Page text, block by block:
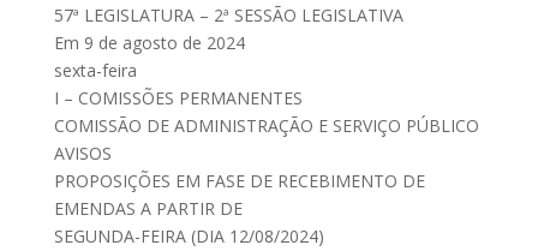
57ª LEGISLATURA – 2ª SESSÃO LEGISLATIVA
Em 9 de agosto de 2024
sexta-feira
I – COMISSÕES PERMANENTES
COMISSÃO DE ADMINISTRAÇÃO E SERVIÇO PÚBLICO
AVISOS
PROPOSIÇÕES EM FASE DE RECEBIMENTO DE
EMENDAS A PARTIR DE
SEGUNDA-FEIRA (DIA 12/08/2024)